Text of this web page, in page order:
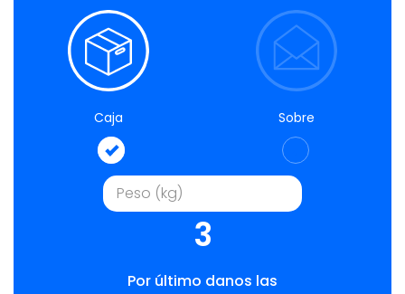
Caja Sobre
3
Por último danos las